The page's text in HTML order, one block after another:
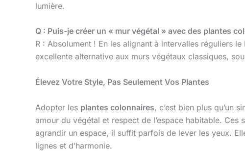
lumière.
Q : Puis-je créer un « mur végétal » avec des plantes
R : Absolument ! En les alignant à intervalles réguliers
excellente alternative aux murs végétaux classiques,
Élevez Votre Style, Pas Seulement Vos Plantes
Adopter les plantes colonnaires, c’est bien plus qu’un
amour du végétal et respect de l’espace habitable.
agrandir un espace, il suffit parfois de lever les yeux.
lignes et d’harmonie.